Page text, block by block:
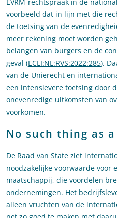
voorbeeld dat in lijn met die
de toetsing van de
meer rekening moet worden
belangen van burgers en de
geval (ECLI:NL:RVS:2022:285).
van de Unierecht en
een intensievere toetsing door
onevenredige uitkomsten van
voorkomen.
No such thing as
De Raad van State ziet
noodzakelijke voorwaarde voor
maatschappij, die voordelen
ondernemingen. Het
alleen vruchten van de